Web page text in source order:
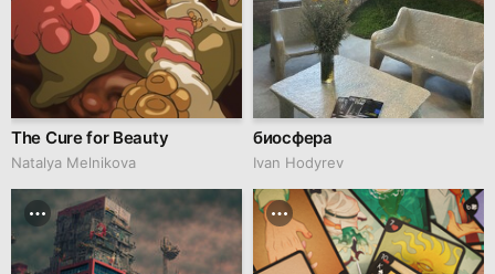
The Cure for Beauty
Natalya Melnikova
биосфера
Ivan Hodyrev